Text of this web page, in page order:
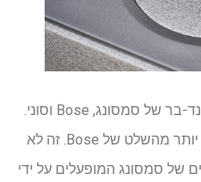
השלט גדול בהרבה משלטי הסאונד-בר של סמסונג, Bose וסוני.
בעל מראה פרימיום יותר מהשלט של Bose. זה לא
סמסונג המופעלים על ידי